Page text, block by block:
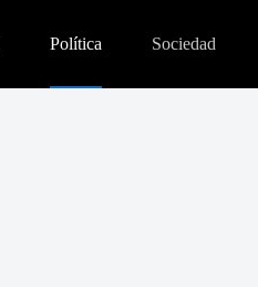
Política Sociedad